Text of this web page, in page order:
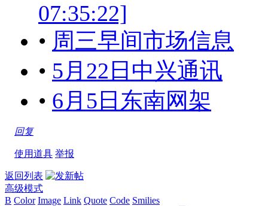
07:35:22]
• 周三早间市场信息
• 5月22日中兴通讯
• 6月5日东南网架
回复
使用道具 举报
返回列表
高级模式
B Color Image Link Quote Code Smilies